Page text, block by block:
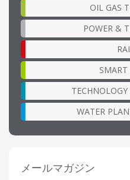
OIL GAS
POWER &
WATER
メールマガジン